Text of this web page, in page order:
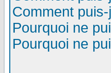
Comment
Pourquoi ne
Pourquoi ne